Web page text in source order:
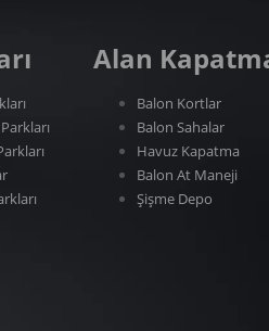
Alan
Balon Kortlar
Balon Sahalar
Havuz Kapatma
Balon At Maneji
Şişme Depo